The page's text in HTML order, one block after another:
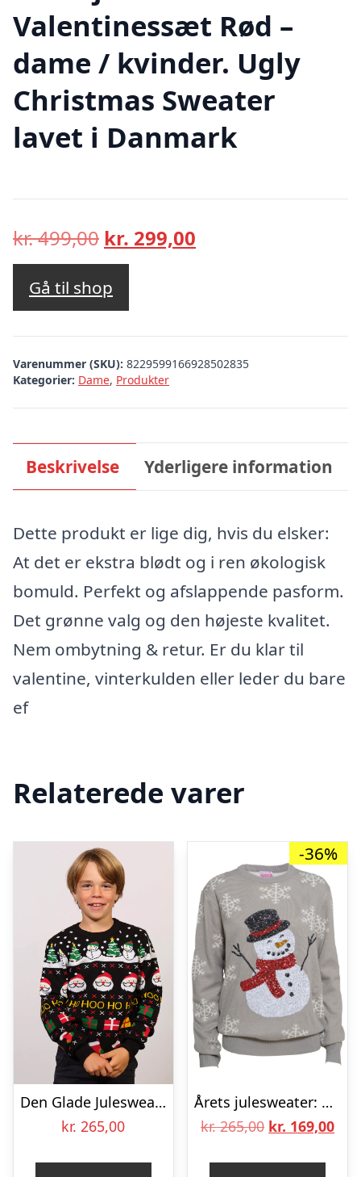
Valentinessæt Rød –
dame / kvinder. Ugly
Christmas Sweater
lavet i Danmark
kr.499,00 Den
oprindelige
pris
var:
kr. 499,00.
kr. 299,00
kr. 299,00.
Gå til shop
Varenummer (SKU): 8229599166928502835
Kategorier: Dame, Produkter
Beskrivelse Yderligere information
Dette produkt er lige dig, hvis du elsker:
At det er ekstra blødt og i ren økologisk
bomuld. Perfekt og afslappende pasform.
Det grønne valg og den højeste kvalitet.
Nem ombytning & retur. Er du klar til
valentine, vinterkulden eller leder du bare
ef
Relaterede varer
Den Glade Julesweater – Børn.
kr. 265,00
-36%
Årets julesweater: Den Søde Snemand. Ugly Christmas Sweater lavet i Danmark
kr.265,00 Den
kr. 169,00Den